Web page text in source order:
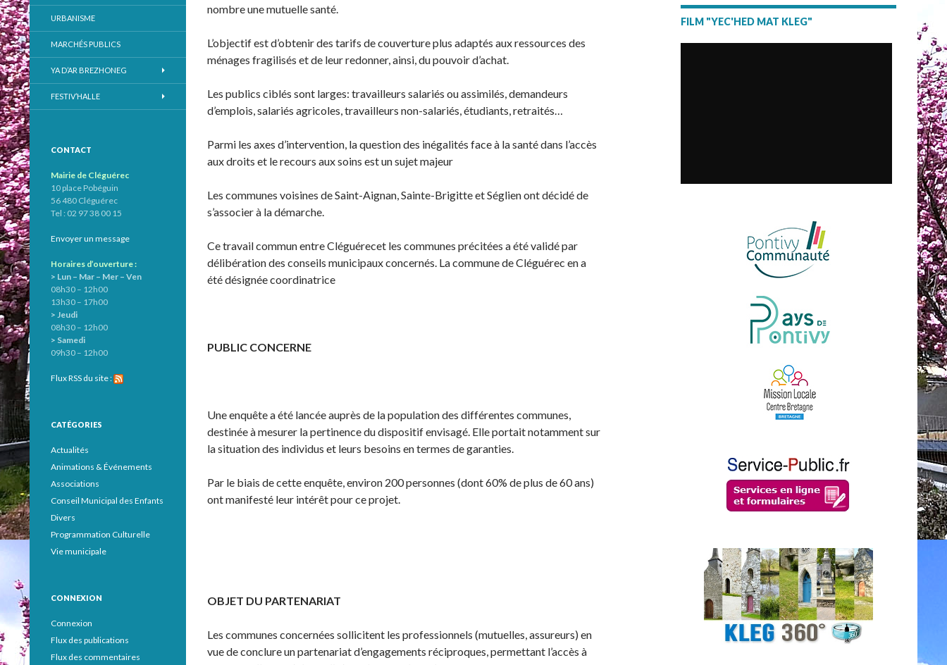
nombre une mutuelle santé.
L’objectif est d’obtenir des tarifs de couverture plus adaptés aux ressources des
ménages fragilisés et de leur redonner, ainsi, du pouvoir d’achat.
Les publics ciblés sont larges: travailleurs salariés ou assimilés, demandeurs
d’emplois, salariés agricoles, travailleurs non-salariés, étudiants, retraités…
Parmi les axes d’intervention, la question des inégalités face à la santé dans l’accès
aux droits et le recours aux soins est un sujet majeur
Les communes voisines de Saint-Aignan, Sainte-Brigitte et Séglien ont décidé de
s’associer à la démarche.
Ce travail commun entre Cléguérecet les communes précitées a été validé par
délibération des conseils municipaux concernés. La commune de Cléguérec en a
été désignée coordinatrice
PUBLIC CONCERNE
Une enquête a été lancée auprès de la population des différentes communes,
destinée à mesurer la pertinence du dispositif envisagé. Elle portait notamment sur
la situation des individus et leurs besoins en termes de garanties.
Par le biais de cette enquête, environ 200 personnes (dont 60% de plus de 60 ans)
ont manifesté leur intérêt pour ce projet.
OBJET DU PARTENARIAT
Les communes concernées sollicitent les professionnels (mutuelles, assureurs) en
vue de conclure un partenariat d’engagements réciproques, permettant l’accès à
FILM "YEC'HED MAT KLEG"
URBANISME
MARCHÉS PUBLICS
YA D’AR BREZHONEG
FESTIV’HALLE
CONTACT
Mairie de Cléguérec
10 place Pobéguin
56 480 Cléguérec
Tel : 02 97 38 00 15
Envoyer un message
Horaires d’ouverture :
> Lun – Mar – Mer – Ven
08h30 – 12h00
13h30 – 17h00
> Jeudi
08h30 – 12h00
> Samedi
09h30 – 12h00
Flux RSS du site :
CATÉGORIES
Actualités
Animations & Événements
Associations
Conseil Municipal des Enfants
Divers
Programmation Culturelle
Vie municipale
CONNEXION
Connexion
Flux des publications
Flux des commentaires